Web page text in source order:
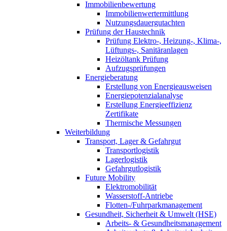
Immobilienbewertung
Immobilienwertermittlung
Nutzungsdauergutachten
Prüfung der Haustechnik
Prüfung Elektro-, Heizung-, Klima-,
Lüftungs-, Sanitäranlagen
Heizöltank Prüfung
Aufzugsprüfungen
Energieberatung
Erstellung von Energieausweisen
Energiepotenzialanalyse
Erstellung Energieeffizienz
Zertifikate
Thermische Messungen
Weiterbildung
Transport, Lager & Gefahrgut
Transportlogistik
Lagerlogistik
Gefahrgutlogistik
Future Mobility
Elektromobilität
Wasserstoff-Antriebe
Flotten-/Fuhrparkmanagement
Gesundheit, Sicherheit & Umwelt (HSE)
Arbeits- & Gesundheitsmanagement